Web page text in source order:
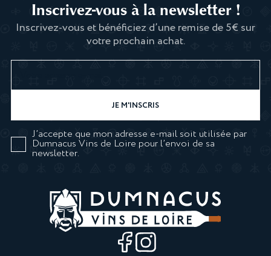
Inscrivez-vous à la newsletter !
Inscrivez-vous et bénéficiez d’une remise de 5€ sur
votre prochain achat.
J’accepte que mon adresse e-mail soit utilisée par
Dumnacus Vins de Loire pour l’envoi de sa
newsletter.